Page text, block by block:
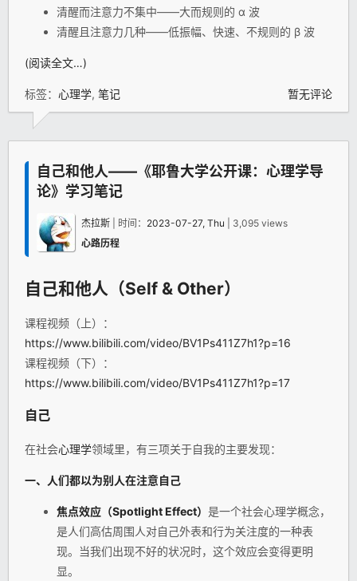
清醒而注意力不集中——大而规则的 α 波
清醒且注意力几种——低振幅、快速、不规则的 β 波
(阅读全文…)
标签： 心理学, 笔记 暂无评论
自己和他人——《耶鲁大学公开课：心理学导
论》学习笔记
杰拉斯 | 时间： 2023-07-27, Thu | 3,095 views
心路历程
自己和他人（Self & Other）
课程视频（上）：
https://www.bilibili.com/video/BV1Ps411Z7h1?p=16
课程视频（下）：
https://www.bilibili.com/video/BV1Ps411Z7h1?p=17
自己
在社会心理学领域里，有三项关于自我的主要发现：
一、人们都以为别人在注意自己
焦点效应（Spotlight Effect） 是一个社会心理学概念，
是人们高估周围人对自己外表和行为关注度的一种表
现。当我们出现不好的状况时，这个效应会变得更明
显。